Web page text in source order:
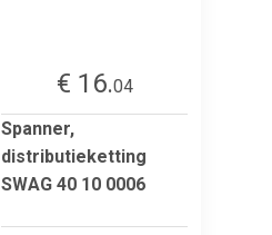
€ 16.04
Spanner,
distributieketting
SWAG 40 10 0006